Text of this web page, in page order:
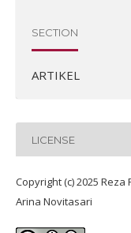
SECTION
ARTIKEL
LICENSE
Copyright (c) 2025
Arina Novitasari